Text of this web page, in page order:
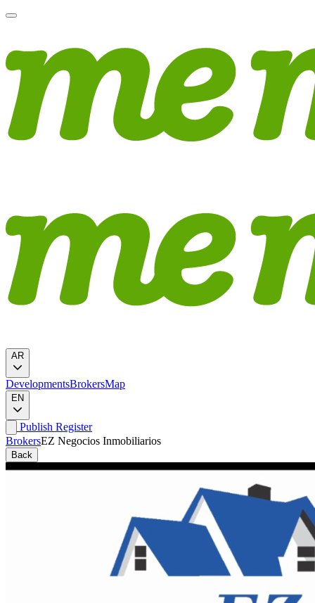
AR
DevelopmentsBrokersMap
EN
Publish Register
BrokersEZ Negocios Inmobiliarios
Back